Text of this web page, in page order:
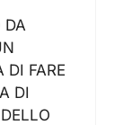
DA
DI FARE
DI